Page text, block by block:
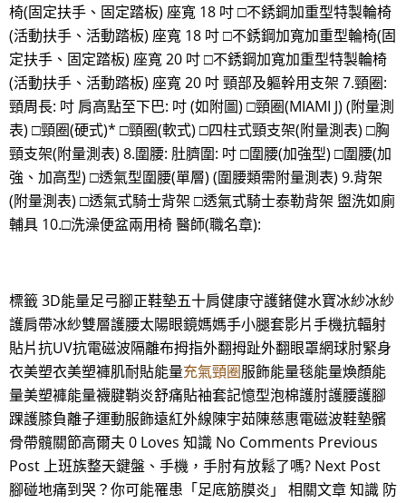
椅(固定扶手、固定踏板) 座寬 18 吋 □不銹鋼加重型特製輪椅
(活動扶手、活動踏板) 座寬 18 吋 □不銹鋼加寬加重型輪椅(固
定扶手、固定踏板) 座寬 20 吋 □不銹鋼加寬加重型特製輪椅
(活動扶手、活動踏板) 座寬 20 吋 頸部及軀幹用支架 7.頸圈:
頸周長: 吋 肩高點至下巴: 吋 (如附圖) □頸圈(MIAMI J) (附量測
表) □頸圈(硬式)* □頸圈(軟式) □四柱式頸支架(附量測表) □胸
頸支架(附量測表) 8.圍腰: 肚臍圍: 吋 □圍腰(加強型) □圍腰(加
強、加高型) □透氣型圍腰(單層) (圍腰類需附量測表) 9.背架
(附量測表) □透氣式騎士背架 □透氣式騎士泰勒背架 盥洗如廁
輔具 10.□洗澡便盆兩用椅 醫師(職名章):
標籤 3D能量足弓腳正鞋墊五十肩健康守護鍺健水寶冰紗冰紗
護肩帶冰紗雙層護腰太陽眼鏡媽媽手小腿套影片手機抗輻射
貼片抗UV抗電磁波隔離布拇指外翻拇趾外翻眼罩網球肘緊身
衣美塑衣美塑褲肌耐貼能量充氣頸圈服飾能量毯能量煥顏能
量美塑褲能量襪腱鞘炎舒痛貼袖套記憶型泡棉護肘護腰護腳
踝護膝負離子運動服飾遠紅外線陳宇茹陳慈惠電磁波鞋墊髕
骨帶髖關節高爾夫 0 Loves 知識 No Comments Previous
Post 上班族整天鍵盤、手機，手肘有放鬆了嗎? Next Post
腳碰地痛到哭？你可能罹患「足底筋膜炎」 相關文章 知識 防